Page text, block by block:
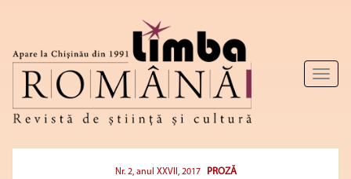
Toggle
Nr. 2, anul XXVII, 2017 PROZĂ